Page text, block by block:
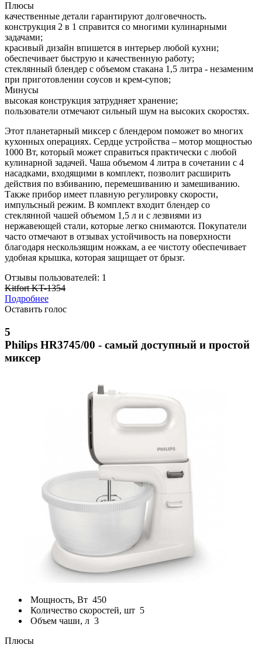
Плюсы
качественные детали гарантируют долговечность.
конструкция 2 в 1 справится со многими кулинарными
задачами;
красивый дизайн впишется в интерьер любой кухни;
обеспечивает быструю и качественную работу;
стеклянный блендер с объемом стакана 1,5 литра - незаменим
при приготовлении соусов и крем-супов;
Минусы
высокая конструкция затрудняет хранение;
пользователи отмечают сильный шум на высоких скоростях.
Этот планетарный миксер с блендером поможет во многих
кухонных операциях. Сердце устройства – мотор мощностью
1000 Вт, который может справиться практически с любой
кулинарной задачей. Чаша объемом 4 литра в сочетании с 4
насадками, входящими в комплект, позволит расширить
действия по взбиванию, перемешиванию и замешиванию.
Также прибор имеет плавную регулировку скорости,
импульсный режим. В комплект входит блендер со
стеклянной чашей объемом 1,5 л и с лезвиями из
нержавеющей стали, которые легко снимаются. Покупатели
часто отмечают в отзывах устойчивость на поверхности
благодаря нескользящим ножкам, а ее чистоту обеспечивает
удобная крышка, которая защищает от брызг.
Отзывы пользователей: 1
Kitfort KT-1354
Подробнее
Оставить голос
5
Philips HR3745/00 - самый доступный и простой
миксер
Мощность, Вт 450
Количество скоростей, шт 5
Объем чаши, л 3
Плюсы